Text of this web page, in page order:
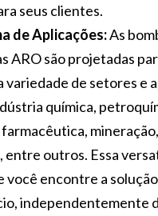
seus clientes.
de Aplicações:As
ARO são projetadas
variedade de setores e
química,
mineração,
entre outros. Essa
você encontre a
independentemente